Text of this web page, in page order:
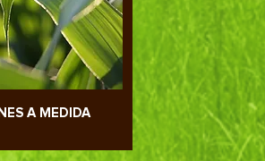
A MEDIDA